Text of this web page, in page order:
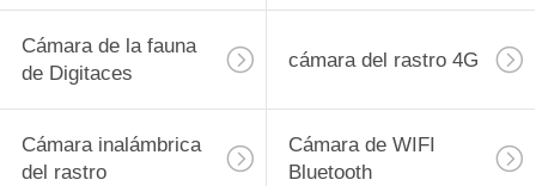
Cámara de la fauna
de Digitaces
cámara del rastro 4G
Cámara inalámbrica
del rastro
Cámara de WIFI
Bluetooth